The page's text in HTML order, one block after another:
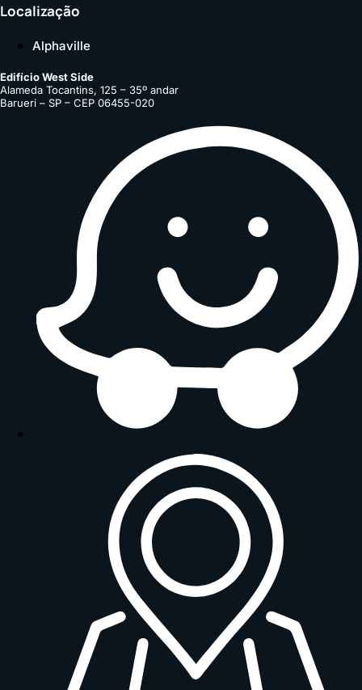
Localização
Alphaville
Edifício West Side
Alameda Tocantins, 125 – 35º andar
Barueri – SP – CEP 06455-020